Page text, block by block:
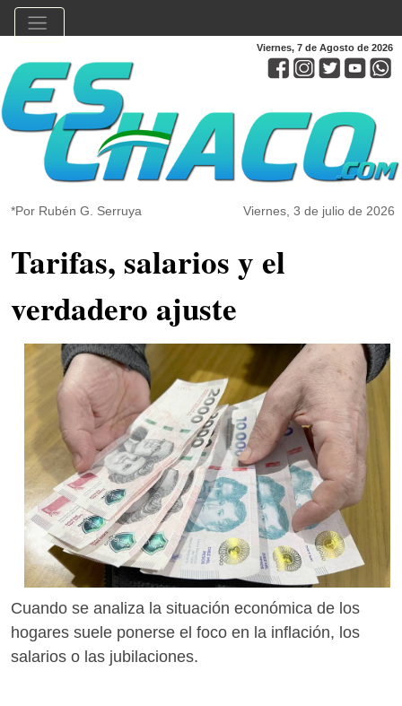
Viernes, 7 de Agosto de 2026
*Por Rubén G. Serruya Viernes, 3 de julio de 2026
Tarifas, salarios y el
verdadero ajuste
Cuando se analiza la situación económica de los
hogares suele ponerse el foco en la inflación, los
salarios o las jubilaciones.